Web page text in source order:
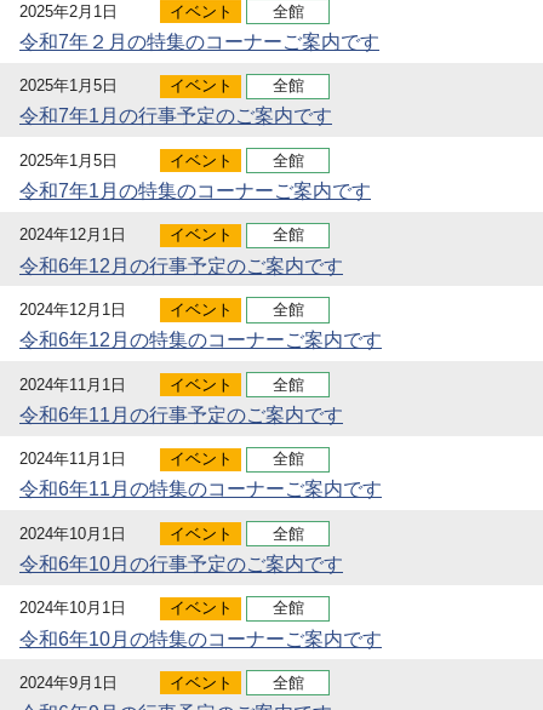
2025年2月1日 イベント 全館
令和7年２月の特集のコーナーご案内です
2025年1月5日 イベント 全館
令和7年1月の行事予定のご案内です
2025年1月5日 イベント 全館
令和7年1月の特集のコーナーご案内です
2024年12月1日 イベント 全館
令和6年12月の行事予定のご案内です
2024年12月1日 イベント 全館
令和6年12月の特集のコーナーご案内です
2024年11月1日 イベント 全館
令和6年11月の行事予定のご案内です
2024年11月1日 イベント 全館
令和6年11月の特集のコーナーご案内です
2024年10月1日 イベント 全館
令和6年10月の行事予定のご案内です
2024年10月1日 イベント 全館
令和6年10月の特集のコーナーご案内です
2024年9月1日 イベント 全館